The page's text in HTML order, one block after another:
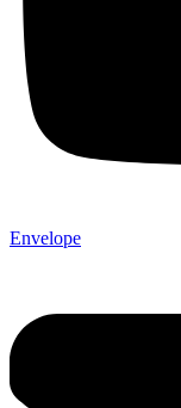
Envelope